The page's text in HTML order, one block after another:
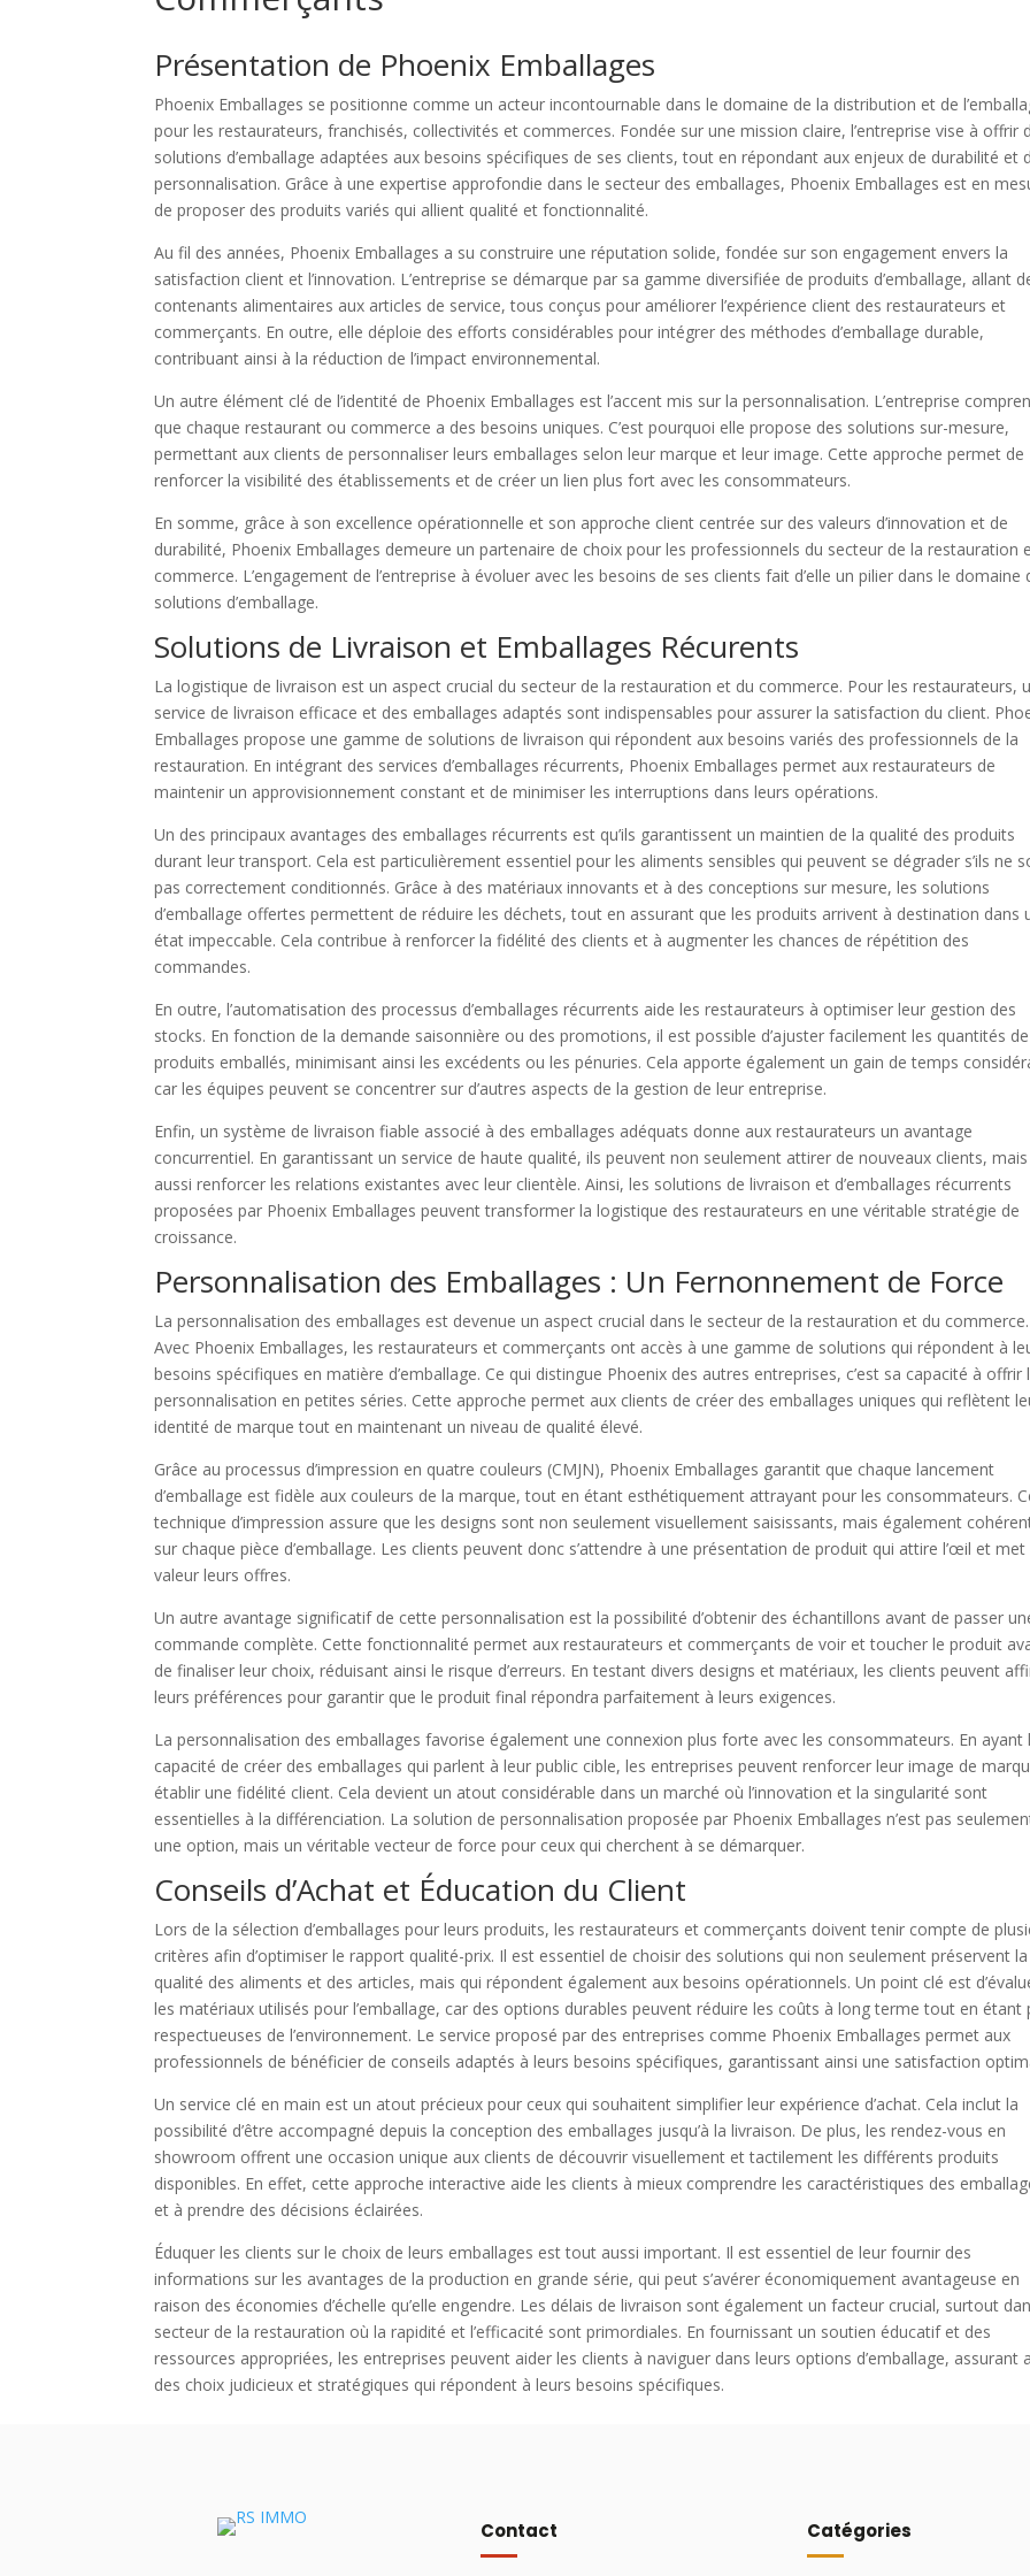
Présentation de Phoenix Emballages
Phoenix Emballages se positionne comme un acteur incontournable dans le domaine de la distribution et de
pour les restaurateurs, franchisés, collectivités et commerces. Fondée sur une mission claire, l’entreprise vise à offrir
solutions d’emballage adaptées aux besoins spécifiques de ses clients, tout en répondant aux enjeux de durabilité et
personnalisation. Grâce à une expertise approfondie dans le secteur des emballages, Phoenix Emballages est en
de proposer des produits variés qui allient qualité et fonctionnalité.
Au fil des années, Phoenix Emballages a su construire une réputation solide, fondée sur son engagement envers la
satisfaction client et l’innovation. L’entreprise se démarque par sa gamme diversifiée de produits d’emballage, allant
contenants alimentaires aux articles de service, tous conçus pour améliorer l’expérience client des restaurateurs et
commerçants. En outre, elle déploie des efforts considérables pour intégrer des méthodes d’emballage durable,
contribuant ainsi à la réduction de l’impact environnemental.
Un autre élément clé de l’identité de Phoenix Emballages est l’accent mis sur la personnalisation. L’entreprise
que chaque restaurant ou commerce a des besoins uniques. C’est pourquoi elle propose des solutions sur-mesure,
permettant aux clients de personnaliser leurs emballages selon leur marque et leur image. Cette approche permet de
renforcer la visibilité des établissements et de créer un lien plus fort avec les consommateurs.
En somme, grâce à son excellence opérationnelle et son approche client centrée sur des valeurs d’innovation et de
durabilité, Phoenix Emballages demeure un partenaire de choix pour les professionnels du secteur de la restauration
commerce. L’engagement de l’entreprise à évoluer avec les besoins de ses clients fait d’elle un pilier dans le domaine
solutions d’emballage.
Solutions de Livraison et Emballages Récurents
La logistique de livraison est un aspect crucial du secteur de la restauration et du commerce. Pour les restaurateurs,
service de livraison efficace et des emballages adaptés sont indispensables pour assurer la satisfaction du client.
Emballages propose une gamme de solutions de livraison qui répondent aux besoins variés des professionnels de la
restauration. En intégrant des services d’emballages récurrents, Phoenix Emballages permet aux restaurateurs de
maintenir un approvisionnement constant et de minimiser les interruptions dans leurs opérations.
Un des principaux avantages des emballages récurrents est qu’ils garantissent un maintien de la qualité des produits
durant leur transport. Cela est particulièrement essentiel pour les aliments sensibles qui peuvent se dégrader s’ils ne
pas correctement conditionnés. Grâce à des matériaux innovants et à des conceptions sur mesure, les solutions
d’emballage offertes permettent de réduire les déchets, tout en assurant que les produits arrivent à destination dans
état impeccable. Cela contribue à renforcer la fidélité des clients et à augmenter les chances de répétition des
commandes.
En outre, l’automatisation des processus d’emballages récurrents aide les restaurateurs à optimiser leur gestion des
stocks. En fonction de la demande saisonnière ou des promotions, il est possible d’ajuster facilement les quantités de
produits emballés, minimisant ainsi les excédents ou les pénuries. Cela apporte également un gain de temps
car les équipes peuvent se concentrer sur d’autres aspects de la gestion de leur entreprise.
Enfin, un système de livraison fiable associé à des emballages adéquats donne aux restaurateurs un avantage
concurrentiel. En garantissant un service de haute qualité, ils peuvent non seulement attirer de nouveaux clients, mais
aussi renforcer les relations existantes avec leur clientèle. Ainsi, les solutions de livraison et d’emballages récurrents
proposées par Phoenix Emballages peuvent transformer la logistique des restaurateurs en une véritable stratégie de
croissance.
Personnalisation des Emballages : Un Fernonnement de Force
La personnalisation des emballages est devenue un aspect crucial dans le secteur de la restauration et du commerce.
Avec Phoenix Emballages, les restaurateurs et commerçants ont accès à une gamme de solutions qui répondent à
besoins spécifiques en matière d’emballage. Ce qui distingue Phoenix des autres entreprises, c’est sa capacité à offrir
personnalisation en petites séries. Cette approche permet aux clients de créer des emballages uniques qui reflètent
identité de marque tout en maintenant un niveau de qualité élevé.
Grâce au processus d’impression en quatre couleurs (CMJN), Phoenix Emballages garantit que chaque lancement
d’emballage est fidèle aux couleurs de la marque, tout en étant esthétiquement attrayant pour les consommateurs.
technique d’impression assure que les designs sont non seulement visuellement saisissants, mais également
sur chaque pièce d’emballage. Les clients peuvent donc s’attendre à une présentation de produit qui attire l’œil et met
valeur leurs offres.
Un autre avantage significatif de cette personnalisation est la possibilité d’obtenir des échantillons avant de passer
commande complète. Cette fonctionnalité permet aux restaurateurs et commerçants de voir et toucher le produit
de finaliser leur choix, réduisant ainsi le risque d’erreurs. En testant divers designs et matériaux, les clients peuvent
leurs préférences pour garantir que le produit final répondra parfaitement à leurs exigences.
La personnalisation des emballages favorise également une connexion plus forte avec les consommateurs. En ayant
capacité de créer des emballages qui parlent à leur public cible, les entreprises peuvent renforcer leur image de
établir une fidélité client. Cela devient un atout considérable dans un marché où l’innovation et la singularité sont
essentielles à la différenciation. La solution de personnalisation proposée par Phoenix Emballages n’est pas
une option, mais un véritable vecteur de force pour ceux qui cherchent à se démarquer.
Conseils d’Achat et Éducation du Client
Lors de la sélection d’emballages pour leurs produits, les restaurateurs et commerçants doivent tenir compte de
critères afin d’optimiser le rapport qualité-prix. Il est essentiel de choisir des solutions qui non seulement préservent la
qualité des aliments et des articles, mais qui répondent également aux besoins opérationnels. Un point clé est
les matériaux utilisés pour l’emballage, car des options durables peuvent réduire les coûts à long terme tout en étant
respectueuses de l’environnement. Le service proposé par des entreprises comme Phoenix Emballages permet aux
professionnels de bénéficier de conseils adaptés à leurs besoins spécifiques, garantissant ainsi une satisfaction
Un service clé en main est un atout précieux pour ceux qui souhaitent simplifier leur expérience d’achat. Cela inclut la
possibilité d’être accompagné depuis la conception des emballages jusqu’à la livraison. De plus, les rendez-vous en
showroom offrent une occasion unique aux clients de découvrir visuellement et tactilement les différents produits
disponibles. En effet, cette approche interactive aide les clients à mieux comprendre les caractéristiques des
et à prendre des décisions éclairées.
Éduquer les clients sur le choix de leurs emballages est tout aussi important. Il est essentiel de leur fournir des
informations sur les avantages de la production en grande série, qui peut s’avérer économiquement avantageuse en
raison des économies d’échelle qu’elle engendre. Les délais de livraison sont également un facteur crucial, surtout
secteur de la restauration où la rapidité et l’efficacité sont primordiales. En fournissant un soutien éducatif et des
ressources appropriées, les entreprises peuvent aider les clients à naviguer dans leurs options d’emballage, assurant
des choix judicieux et stratégiques qui répondent à leurs besoins spécifiques.
Contact Catégories